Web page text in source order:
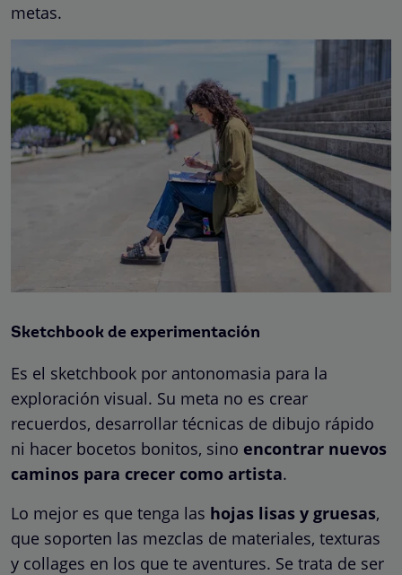
metas.
Sketchbook de experimentación
Es el sketchbook por antonomasia para la
exploración visual. Su meta no es crear
recuerdos, desarrollar técnicas de dibujo rápido
ni hacer bocetos bonitos, sino encontrar nuevos
caminos para crecer como artista.
Lo mejor es que tenga las hojas lisas y gruesas,
que soporten las mezclas de materiales, texturas
y collages en los que te aventures. Se trata de ser